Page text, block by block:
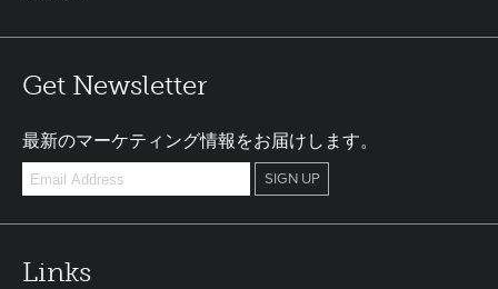
Get Newsletter
最新のマーケティング情報をお届けします。
Links